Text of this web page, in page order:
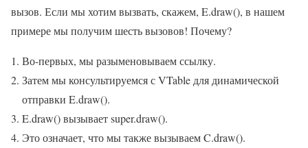
вызов. Если мы хотим вызвать, скажем, E.draw(), в нашем
примере мы получим шесть вызовов! Почему?
Во-первых, мы разыменовываем ссылку.
Затем мы консультируемся с VTable для динамической
отправки E.draw().
E.draw() вызывает super.draw().
Это означает, что мы также вызываем C.draw().